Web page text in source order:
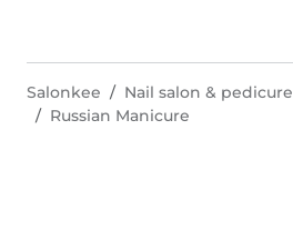
Salonkee Nail salon & pedicure
Russian Manicure